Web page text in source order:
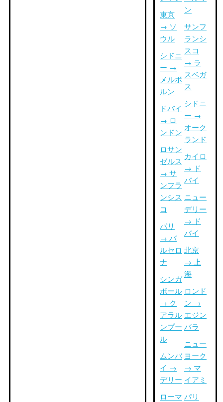
東京
→ ソ
ウル
シドニ
ー →
メルボ
ルン
ドバイ
→ ロ
ンドン
ロサン
ゼルス
→ サ
ンフラ
ンシス
コ
パリ
→ バ
ルセロ
ナ
シンガ
ポール
→ ク
アラル
ンプー
ル
ムンバ
イ →
デリー
ローマ
ン
サンフ
ランシ
スコ
→ ラ
スベガ
ス
シドニ
ー →
オーク
ランド
カイロ
→ ド
バイ
ニュー
デリー
→ ド
バイ
北京
→ 上
海
ロンド
ン →
エジン
バラ
ニュー
ヨーク
→ マ
イアミ
パリ